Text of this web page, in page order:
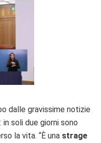
dalle gravissime notizie
: in soli due giorni sono
la vita. “È una strage